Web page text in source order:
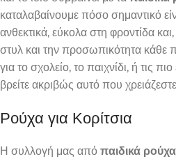
καταλαβαίνουμε πόσο σημαντικό
ανθεκτικά, εύκολα στη φροντίδα
στυλ και την προσωπικότητα κάθε
για το σχολείο, το παιχνίδι, ή τις
βρείτε ακριβώς αυτό που
Ρούχα για Κορίτσια
Η συλλογή μας από παιδικά